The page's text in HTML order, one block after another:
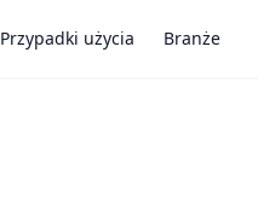
Przypadki użycia Branże